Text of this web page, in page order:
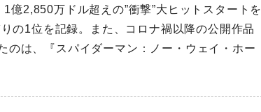
億2,850万ドル超えの”衝撃”大ヒットスタートを
の1位を記録。また、コロナ禍以降の公開作品
のは、『スパイダーマン：ノー・ウェイ・ホー